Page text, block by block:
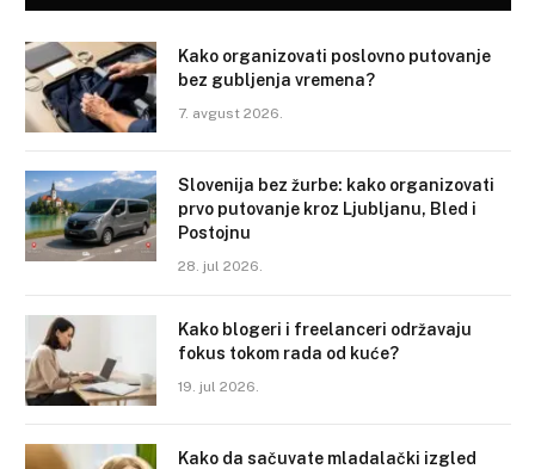
Kako organizovati poslovno putovanje
bez gubljenja vremena?
7. avgust 2026.
Slovenija bez žurbe: kako organizovati
prvo putovanje kroz Ljubljanu, Bled i
Postojnu
28. jul 2026.
Kako blogeri i freelanceri održavaju
fokus tokom rada od kuće?
19. jul 2026.
Kako da sačuvate mladalački izgled